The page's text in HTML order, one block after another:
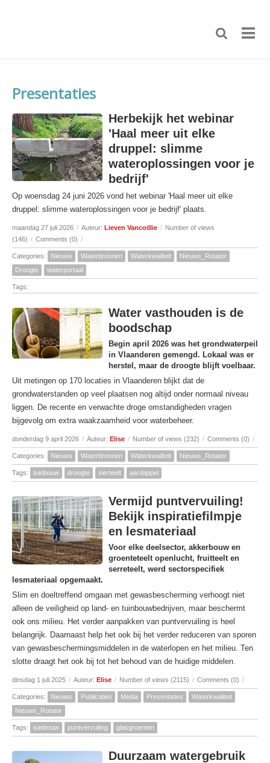
Presentaties
Herbekijk het webinar
'Haal meer uit elke
druppel: slimme
wateroplossingen voor je
bedrijf'
Op woensdag 24 juni 2026 vond het webinar 'Haal meer uit elke
druppel: slimme wateroplossingen voor je bedrijf' plaats.
maandag 27 juli 2026 / Auteur: Lieven Vancoillie / Number of views
(146) / Comments (0) /
Categories: Nieuws Waterbronnen Waterkwaliteit
Nieuws_Rotator
Droogte
waterportaal
Tags:
Water vasthouden is de
boodschap
Begin april 2026 was het grondwaterpeil
in Vlaanderen gemengd. Lokaal was er
herstel, maar de droogte blijft voelbaar.
Uit metingen op 170 locaties in Vlaanderen blijkt dat de
grondwaterstanden op veel plaatsen nog altijd onder normaal niveau
liggen. De recente en verwachte droge omstandigheden vragen
bijgevolg om extra waakzaamheid voor waterbeheer.
donderdag 9 april 2026 / Auteur: Elise / Number of views (232) / Comments (0) /
Categories: Nieuws Waterbronnen Waterkwaliteit Nieuws_Rotator
Tags: tuinbouw droogte sierteelt aardappel
Vermijd puntvervuiling!
Bekijk inspiratiefilmpje
en lesmateriaal
Voor elke deelsector, akkerbouw en
groenteteelt openlucht, fruitteelt en
serreteelt, werd sectorspecifiek
lesmateriaal opgemaakt.
Slim en doeltreffend omgaan met gewasbescherming verhoogt niet
alleen de veiligheid op land- en tuinbouwbedrijven, maar beschermt
ook ons milieu. Het verder aanpakken van puntvervuiling is heel
belangrijk. Daarnaast help het ook bij het verder reduceren van sporen
van gewasbeschermingsmiddelen in de waterlopen en het milieu. Ten
slotte draagt het ook bij tot het behoud van de huidige middelen.
dinsdag 1 juli 2025 / Auteur: Elise / Number of views (2115) / Comments (0) /
Categories: Nieuws Publicaties Media Presentaties
Waterkwaliteit
Nieuws_Rotator
Tags: tuinbouw puntvervuiling glasgroenten
Duurzaam watergebruik